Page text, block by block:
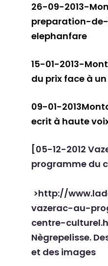
26-09-2013-
preparation-
elephanfare
15-01-2013-
du prix face à
09-01-
ecrit à haute
[05-12-2012
programme du
>http://
vazerac-au-
centre-
Nègrepelisse.
et des images